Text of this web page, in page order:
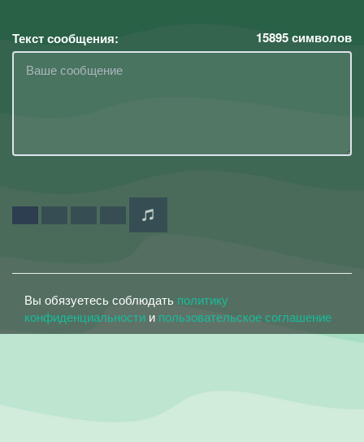
Текст сообщения: 15895символов
Вы обязуетесь соблюдать политику
конфиденциальности и пользовательское соглашение